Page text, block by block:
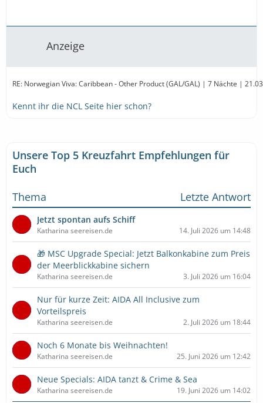
Anzeige
RE: Norwegian Viva: Caribbean - Other Product (GAL/GAL) | 7 Nächte |
Kennt ihr die NCL Seite hier schon?
Unsere Top 5 Kreuzfahrt Empfehlungen für
Euch
Thema
Letzte Antwort
Jetzt spontan aufs Schiff
Katharina seereisen.de 14. Juli 2026 um 14:48
🎁 MSC Upgrade Special: Jetzt Balkonkabine zum Preis
der Meerblickkabine sichern
Katharina seereisen.de 3. Juli 2026 um 16:04
Nur für kurze Zeit: AIDA All Inclusive zum
Vorteilspreis
Katharina seereisen.de 2. Juli 2026 um 18:44
Noch 6 Monate bis Weihnachten!
Katharina seereisen.de 25. Juni 2026 um 12:42
Neue Specials: AIDA tanzt & Crime & Sea
Katharina seereisen.de 19. Juni 2026 um 14:02